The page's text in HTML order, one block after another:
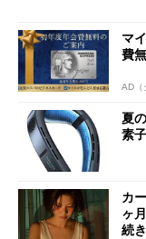
マ
費
AD（
夏
素
カ
ヶ
続